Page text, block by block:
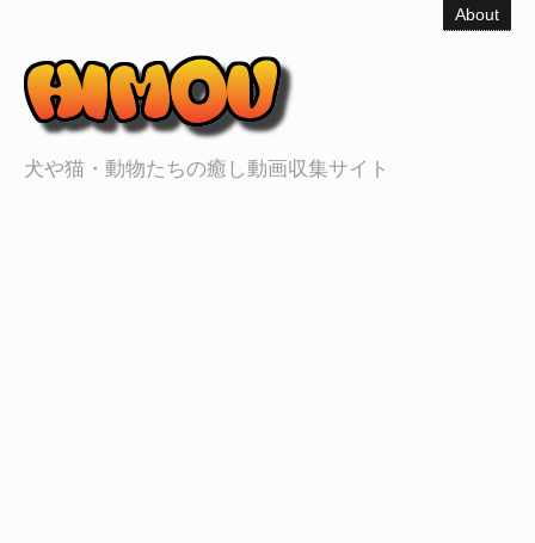
About
犬や猫・動物たちの癒し動画収集サイト